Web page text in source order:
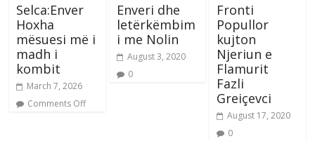
Selca:Enver
Hoxha
mësuesi më i
madh i
kombit
March 7, 2026
Comments Off
Enveri dhe
letërkëmbim
i me Nolin
August 3, 2020
0
Fronti
Popullor
kujton
Njeriun e
Flamurit
Fazli
Greiçevci
August 17, 2020
0